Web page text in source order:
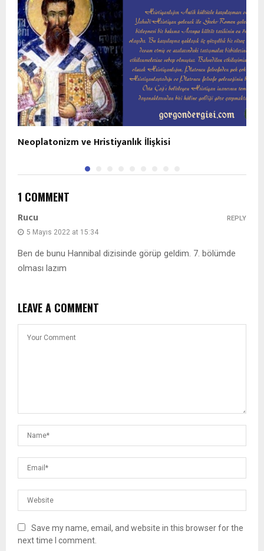
Neoplatonizm ve Hristiyanlık İlişkisi
1 COMMENT
Rucu
5 Mayıs 2022 at 15:34
Ben de bunu Hannibal dizisinde görüp geldim. 7. bölümde
olması lazım
REPLY
LEAVE A COMMENT
Save my name, email, and website in this browser for the
next time I comment.